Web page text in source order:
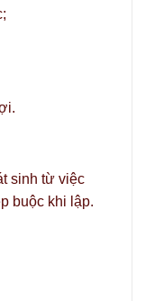
sinh từ việc
buộc khi lập.